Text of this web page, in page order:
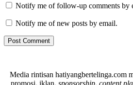
Notify me of follow-up comments by
Notify me of new posts by email.
Media rintisan hatiyangbertelinga.com